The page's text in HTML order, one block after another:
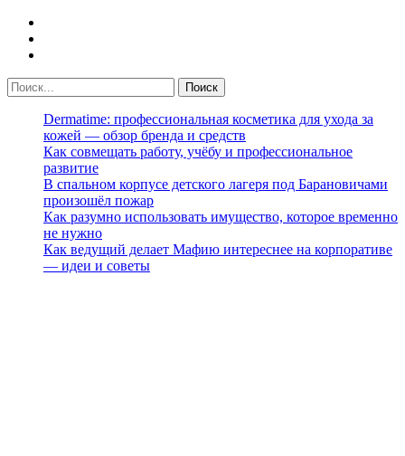
Dermatime: профессиональная косметика для ухода за
кожей — обзор бренда и средств
Как совмещать работу, учёбу и профессиональное
развитие
В спальном корпусе детского лагеря под Барановичами
произошёл пожар
Как разумно использовать имущество, которое временно
не нужно
Как ведущий делает Мафию интереснее на корпоративе
— идеи и советы